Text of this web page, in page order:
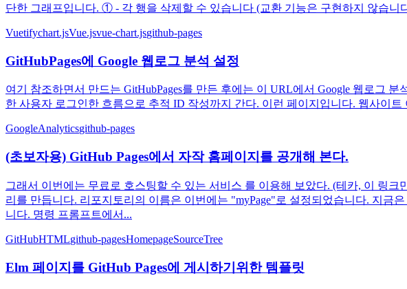
단한 그래프입니다. ① - 각 행을 삭제할 수 있습니다 (교환 기능은 구현하지 않습
Vuetifychart.jsVue.jsvue-chart.jsgithub-pages
GitHubPages에 Google 웹로그 분석 설정
여기 참조하면서 만드는 GitHubPages를 만든 후에는 이 URL에서 Google 웹로그
한 사용자 로그인한 흐름으로 추적 ID 작성까지 간다. 이런 페이지입니다. 웹사이
GoogleAnalyticsgithub-pages
(초보자용) GitHub Pages에서 자작 홈페이지를 공개해 본다.
그래서 이번에는 무료로 호스팅할 수 있는 서비스 를 이용해 보았다. (테카, 이 링
리를 만듭니다. 리포지토리의 이름은 이번에는 "myPage"로 설정되었습니다. 지금
니다. 명령 프롬프트에서...
GitHubHTMLgithub-pagesHomepageSourceTree
Elm 페이지를 GitHub Pages에 게시하기위한 템플릿